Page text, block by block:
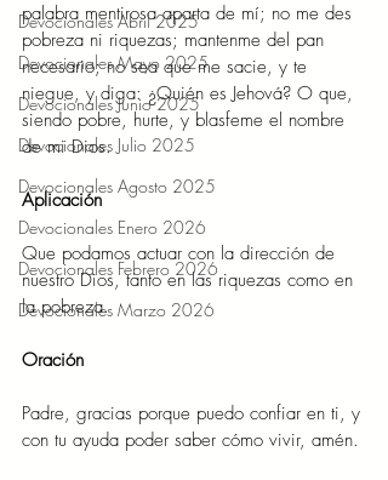
Devocionales Abril 2025
Devocionales Mayo 2025
Devocionales Junio 2025
Devocionales Julio 2025
Devocionales Agosto 2025
Devocionales Enero 2026
Devocionales Febrero 2026
Devocionales Marzo 2026
palabra mentirosa aparta de mí; no me des
pobreza ni riquezas; mantenme del pan
necesario; no sea que me sacie, y te
niegue, y diga: ¿Quién es Jehová? O que,
siendo pobre, hurte, y blasfeme el nombre
de mi Dios.
Aplicación
Que podamos actuar con la dirección de
nuestro Dios, tanto en las riquezas como en
la pobreza.
Oración
Padre, gracias porque puedo confiar en ti, y
con tu ayuda poder saber cómo vivir, amén.